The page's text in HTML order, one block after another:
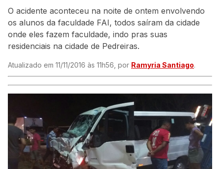
O acidente aconteceu na noite de ontem envolvendo
os alunos da faculdade FAI, todos saíram da cidade
onde eles fazem faculdade, indo pras suas
residenciais na cidade de Pedreiras.
Atualizado em 11/11/2016 às 11h56, por Ramyria Santiago.